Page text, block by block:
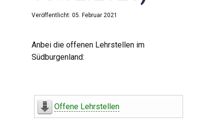
Veröffentlicht: 05. Februar 2021
Anbei die offenen Lehrstellen im
Südburgenland:
Offene Lehrstellen